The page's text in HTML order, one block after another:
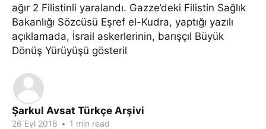
ağır 2 Filistinli yaralandı. Gazze’deki Filistin Sağlık
Bakanlığı Sözcüsü Eşref el-Kudra, yaptığı yazılı
açıklamada, İsrail askerlerinin, barışçıl Büyük
Dönüş Yürüyüşü gösteril
Şarkul Avsat Türkçe Arşivi
26 Eyl 2018 • 1 min read